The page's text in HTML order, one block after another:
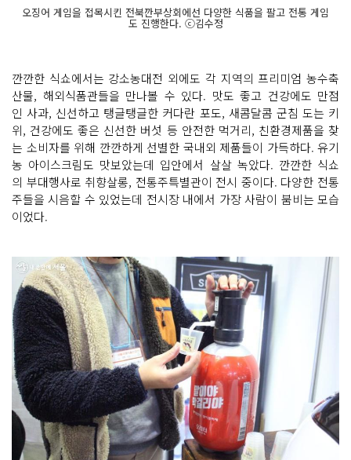
오징어 게임을 접목시킨 전북깐부상회에선 다양한 식품을 팔고 전통 게임
도 진행한다. ⓒ김수정
깐깐한 식쇼에서는 강소농대전 외에도 각 지역의 프리미엄 농수축
산물, 해외식품관들을 만나볼 수 있다. 맛도 좋고 건강에도 만점
인 사과, 신선하고 탱글탱글한 커다란 포도, 새콤달콤 군침 도는 키
위, 건강에도 좋은 신선한 버섯 등 안전한 먹거리, 친환경제품을 찾
는 소비자를 위해 깐깐하게 선별한 국내외 제품들이 가득하다. 유기
농 아이스크림도 맛보았는데 입안에서 살살 녹았다. 깐깐한 식쇼
의 부대행사로 취향살롱, 전통주특별관이 전시 중이다. 다양한 전통
주들을 시음할 수 있었는데 전시장 내에서 가장 사람이 붐비는 모습
이었다.